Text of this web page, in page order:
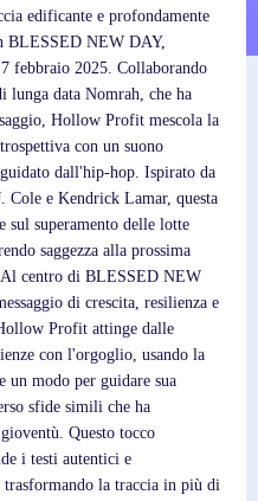
edificante e profondamente
BLESSED NEW DAY,
febbraio 2025. Collaborando
lunga data Nomrah, che ha
Hollow Profit mescola la
con un suono
dall'hip-hop. Ispirato da
Cole e Kendrick Lamar, questa
sul superamento delle lotte
saggezza alla prossima
Al centro di BLESSED NEW
di crescita, resilienza e
Profit attinge dalle
con l'orgoglio, usando la
un modo per guidare sua
sfide simili che ha
Questo tocco
i testi autentici e
la traccia in più di